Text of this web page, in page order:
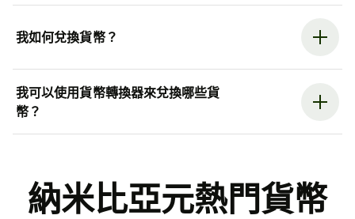
我如何兌換貨幣？
我可以使用貨幣轉換器來兌換哪些貨
幣？
納米比亞元熱門貨幣